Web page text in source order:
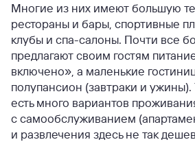
Многие из них имеют большую
рестораны и бары, спортивные
клубы и спа-салоны. Почти все
предлагают своим гостям
включено», а маленькие
полупансион (завтраки и
есть много вариантов
с самообслуживанием
и развлечения здесь не так